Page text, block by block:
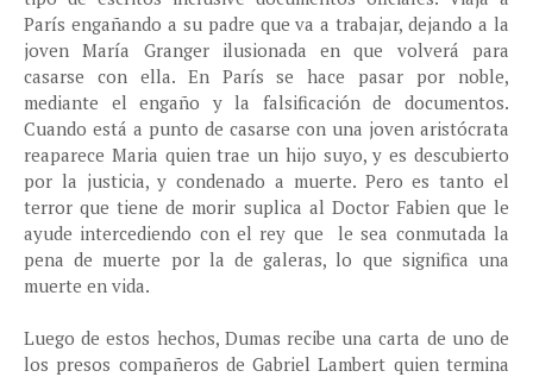
París engañando a su padre que va a trabajar, dejando a la
joven María Granger ilusionada en que volverá para
casarse con ella. En París se hace pasar por noble,
mediante el engaño y la falsificación de documentos.
Cuando está a punto de casarse con una joven aristócrata
reaparece Maria quien trae un hijo suyo, y es descubierto
por la justicia, y condenado a muerte. Pero es tanto el
terror que tiene de morir suplica al Doctor Fabien que le
ayude intercediendo con el rey que le sea conmutada la
pena de muerte por la de galeras, lo que significa una
muerte en vida.
Luego de estos hechos, Dumas recibe una carta de uno de
los presos compañeros de Gabriel Lambert quien termina